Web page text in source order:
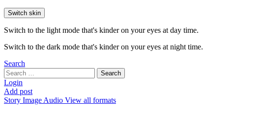
Switch skin
Switch to the light mode that's kinder on your eyes at day time.
Switch to the dark mode that's kinder on your eyes at night time.
Search
Search
for:
Search
Login
Add post
Story Image Audio View all formats